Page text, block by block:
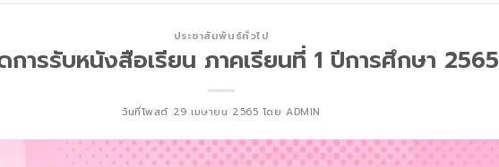
ประชาสัมพันธ์ทั่วไป
การรับหนังสือเรียน ภาคเรียนที่ 1 ปีการศึกษา 2565
วันที่โพสต์ 29 เมษายน 2565 โดยADMIN